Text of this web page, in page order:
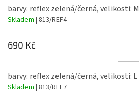
barvy: reflex zelená/černá, velikosti: M
Skladem | 813/REF4
690 Kč
barvy: reflex zelená/černá, velikosti: L
Skladem | 813/REF7